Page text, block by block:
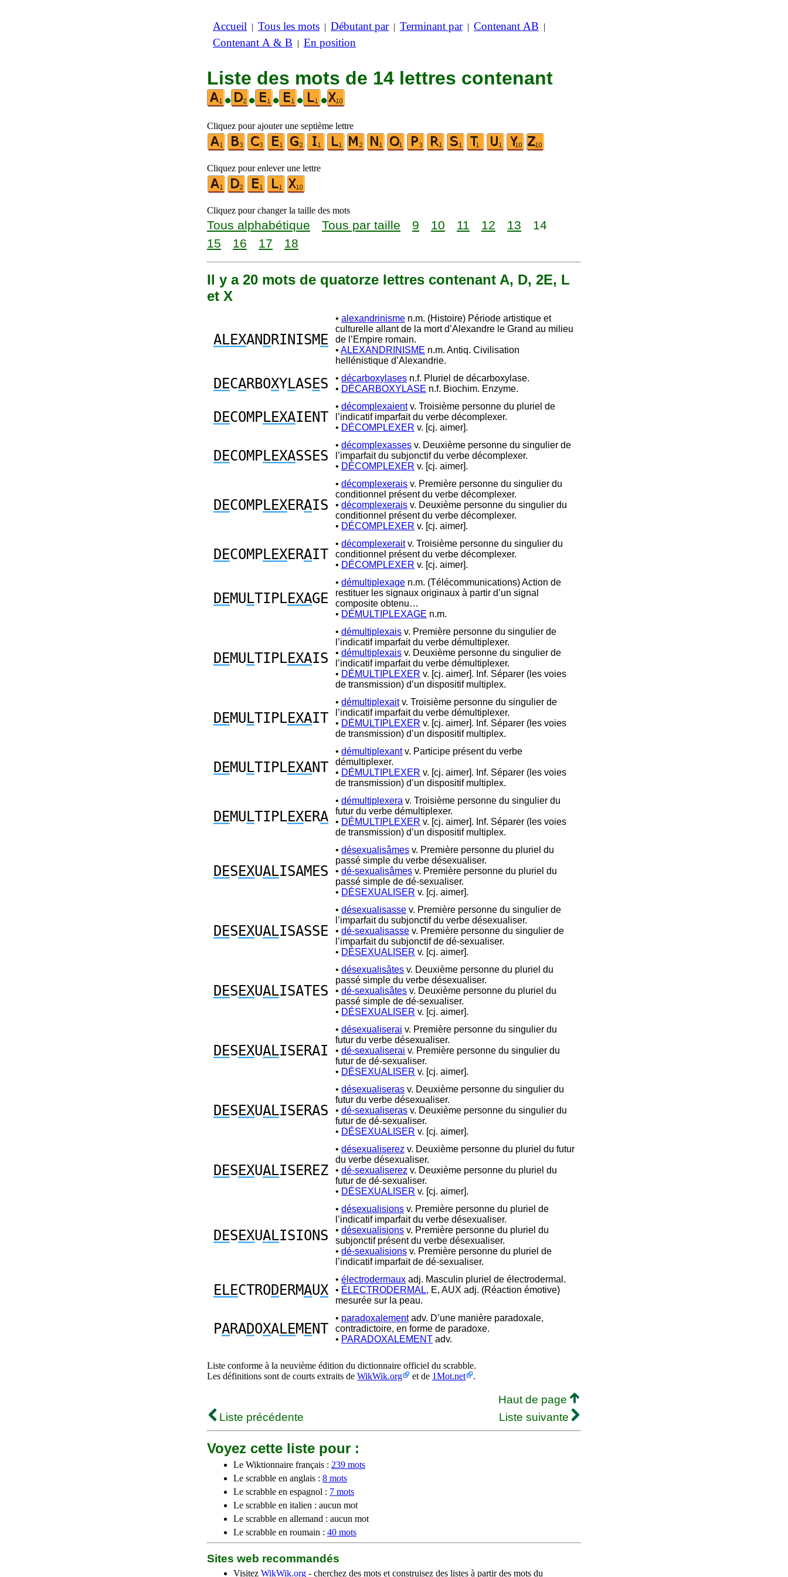
Accueil | Tous les mots | Débutant par| Terminant par| Contenant AB |
Contenant A & B | En position
Liste des mots de 14 lettres contenant
•
• • • •
Cliquez pour ajouter une septième lettre
Cliquez pour enlever une lettre
Cliquez pour changer la taille des mots
Tous alphabétique Tous par taille 9 10 11 12 13
14
15
16 17 18
Il y a 20 mots de quatorze lettres contenant A, D, 2E, L
et X
ALEXAN DRINISM E
• alexandrinisme n.m. (Histoire) Période artistique et
culturelle allant de la mort d’Alexandre le Grand au milieu
de l’Empire romain.
• ALEXANDRINISME n.m. Antiq. Civilisation
hellénistique d’Alexandrie.
DECARBOXYLASES • décarboxylases n.f. Pluriel de décarboxylase.
• DÉCARBOXYLASE n.f. Biochim. Enzyme.
DECOMPLEXAIENT
• décomplexaientv. Troisième personne du pluriel de
l’indicatif imparfait du verbe décomplexer.
• DÉCOMPLEXER v. [cj. aimer].
DECOMPLEXASSES
• décomplexasses v. Deuxième personne du singulier de
l’imparfait du subjonctif du verbe décomplexer.
• DÉCOMPLEXER v. [cj. aimer].
DECOMPLEXERAIS
• décomplexerais v. Première personne du singulier du
conditionnel présent du verbe décomplexer.
• décomplexerais v. Deuxième personne du singulier du
conditionnel présent du verbe décomplexer.
• DÉCOMPLEXER v. [cj. aimer].
DECOMPLEXERAIT
• décomplexeraitv. Troisième personne du singulier du
conditionnel présent du verbe décomplexer.
• DÉCOMPLEXER v. [cj. aimer].
DEMU LTIPLEXAGE
• démultiplexage n.m. (Télécommunications) Action de
restituer les signaux originaux à partir d’un signal
composite obtenu…
• DÉMULTIPLEXAGE n.m.
DEMU LTIPLEXAIS
• démultiplexais v. Première personne du singulier de
l’indicatif imparfait du verbe démultiplexer.
• démultiplexais v. Deuxième personne du singulier de
l’indicatif imparfait du verbe démultiplexer.
• DÉMULTIPLEXER v. [cj. aimer]. Inf. Séparer (les voies
de transmission) d’un dispositif multiplex.
DEMU LTIPLEXAIT
• démultiplexaitv. Troisième personne du singulier de
l’indicatif imparfait du verbe démultiplexer.
• DÉMULTIPLEXER v. [cj. aimer]. Inf. Séparer (les voies
de transmission) d’un dispositif multiplex.
DEMU LTIPLEXANT
• démultiplexantv. Participe présent du verbe
démultiplexer.
• DÉMULTIPLEXER v. [cj. aimer]. Inf. Séparer (les voies
de transmission) d’un dispositif multiplex.
DEMU LTIPLEXERA
• démultiplexera v. Troisième personne du singulier du
futur du verbe démultiplexer.
• DÉMULTIPLEXER v. [cj. aimer]. Inf. Séparer (les voies
de transmission) d’un dispositif multiplex.
DESEXUALISAMES
• désexualisâmes v. Première personne du pluriel du
passé simple du verbe désexualiser.
• dé-sexualisâmes v. Première personne du pluriel du
passé simple de dé-sexualiser.
• DÉSEXUALISER v. [cj. aimer].
DESEXUALISASSE
• désexualisasse v. Première personne du singulier de
l’imparfait du subjonctif du verbe désexualiser.
• dé-sexualisasse v. Première personne du singulier de
l’imparfait du subjonctif de dé-sexualiser.
• DÉSEXUALISER v. [cj. aimer].
DESEXUALISATES
• désexualisâtes v. Deuxième personne du pluriel du
passé simple du verbe désexualiser.
• dé-sexualisâtes v. Deuxième personne du pluriel du
passé simple de dé-sexualiser.
• DÉSEXUALISER v. [cj. aimer].
DESEXUALISERAI
• désexualiserai v. Première personne du singulier du
futur du verbe désexualiser.
• dé-sexualiserai v. Première personne du singulier du
futur de dé-sexualiser.
• DÉSEXUALISER v. [cj. aimer].
DESEXUALISERAS
• désexualiseras v. Deuxième personne du singulier du
futur du verbe désexualiser.
• dé-sexualiseras v. Deuxième personne du singulier du
futur de dé-sexualiser.
• DÉSEXUALISER v. [cj. aimer].
DESEXUALISEREZ
• désexualiserez v. Deuxième personne du pluriel du futur
du verbe désexualiser.
• dé-sexualiserez v. Deuxième personne du pluriel du
futur de dé-sexualiser.
• DÉSEXUALISER v. [cj. aimer].
DESEXUALISIONS
• désexualisions v. Première personne du pluriel de
l’indicatif imparfait du verbe désexualiser.
• désexualisions v. Première personne du pluriel du
subjonctif présent du verbe désexualiser.
• dé-sexualisions v. Première personne du pluriel de
l’indicatif imparfait de dé-sexualiser.
ELECTRODERMAUX
• électrodermaux adj. Masculin pluriel de électrodermal.
• ÉLECTRODERMAL, E, AUX adj. (Réaction émotive)
mesurée sur la peau.
PARADOXALEM ENT
• paradoxalementadv. D’une manière paradoxale,
contradictoire, en forme de paradoxe.
• PARADOXALEMENT adv.
Liste conforme à la neuvième édition du dictionnaire officiel du scrabble.
Les définitions sont de courts extraits de WikWik.org et de 1Mot.net .
Haut de page
Liste précédente
Liste suivante
Voyez cette liste pour :
Le Wiktionnaire français : 239 mots
Le scrabble en anglais : 8 mots
Le scrabble en espagnol : 7 mots
Le scrabble en italien : aucun mot
Le scrabble en allemand : aucun mot
Le scrabble en roumain : 40 mots
Sites web recommandés
Visitez WikWik.org - cherchez des mots et construisez des listes à partir des mots du